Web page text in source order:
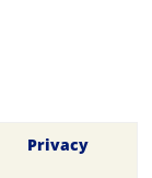
Privacy